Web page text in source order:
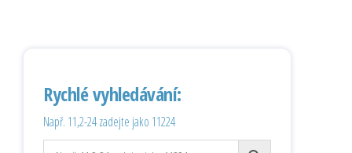
Rychlé vyhledávání:
Např. 11,2-24 zadejte jako 11224